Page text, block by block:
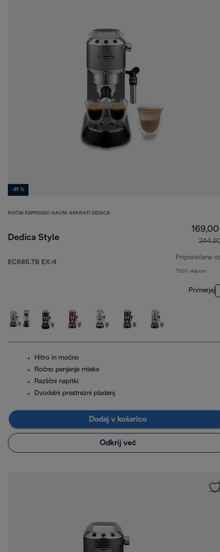
-31 %
ROČNI ESPRESSO KAVNI APARATI DEDICA
Dedica Style
EC685.TB EX:4
Priporočena
*DDV vključen
Primerjaj
Hitro in močno
Ročno penjenje mleka
Različni napitki
Dvodelni prestrezni pladenj
Dodaj v košarico
Odkrij več